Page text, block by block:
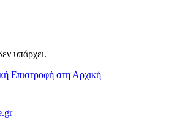
υπάρχει.
Επιστροφή στη Αρχική